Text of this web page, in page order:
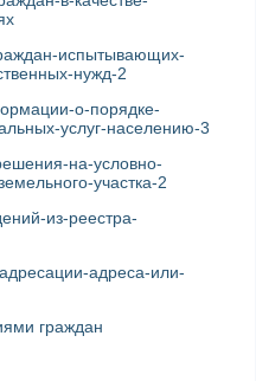
испытывающих-
нужд-2
о-порядке-
услуг-населению-3
на-условно-
участка-2
из-реестра-
адреса-или-
граждан